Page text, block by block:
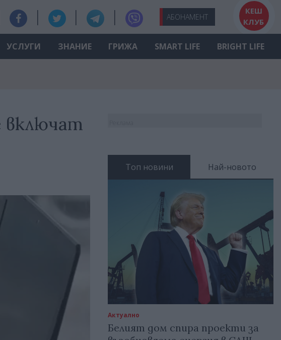
АБОНАМЕНТ
КЕШ
КЛУБ
УСЛУГИ ЗНАНИЕ ГРИЖА SMART LIFE BRIGHT LIFE
включат
Топ новини Най-новото
Актуално
Белият дом спира проекти за